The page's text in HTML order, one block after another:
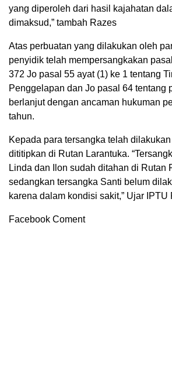
yang diperoleh dari hasil kajahatan
dimaksud,” tambah Razes
Atas perbuatan yang dilakukan oleh
penyidik telah mempersangkakan
372 Jo pasal 55 ayat (1) ke 1 tentang
Penggelapan dan Jo pasal 64 tentang
berlanjut dengan ancaman hukuman
tahun.
Kepada para tersangka telah
dititipkan di Rutan Larantuka.
Linda dan Ilon sudah ditahan di Rutan
sedangkan tersangka Santi belum
karena dalam kondisi sakit,” Ujar IPTU
Facebook Coment